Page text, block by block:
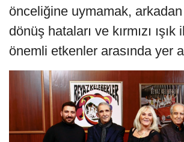
önceliğine uymamak,
dönüş hataları ve kırmızı
önemli etkenler arasında yer